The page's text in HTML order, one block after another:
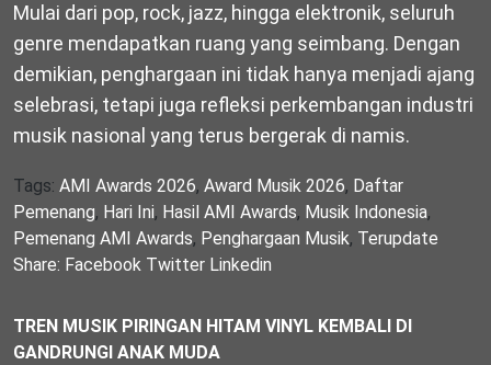
Mulai dari pop, rock, jazz, hingga elektronik, seluruh
genre mendapatkan ruang yang seimbang. Dengan
demikian, penghargaan ini tidak hanya menjadi ajang
selebrasi, tetapi juga refleksi perkembangan industri
musik nasional yang terus bergerak di namis.
Tags: AMI Awards 2026, Award Musik 2026, Daftar
Pemenang, Hari Ini, Hasil AMI Awards, Musik Indonesia,
Pemenang AMI Awards, Penghargaan Musik, Terupdate
Share: Facebook Twitter Linkedin
TREN MUSIK PIRINGAN HITAM VINYL KEMBALI DI
GANDRUNGI ANAK MUDA